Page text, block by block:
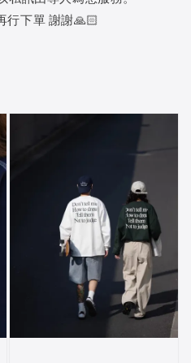
行下單 謝謝🙏🏻